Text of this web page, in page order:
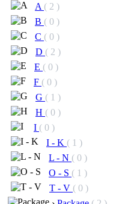
A ( 2 )
B ( 0 )
C ( 0 )
D ( 2 )
E ( 0 )
F ( 0 )
G ( 1 )
H ( 0 )
I ( 0 )
I - K ( 1 )
L - N ( 0 )
O - S ( 1 )
T - V ( 0 )